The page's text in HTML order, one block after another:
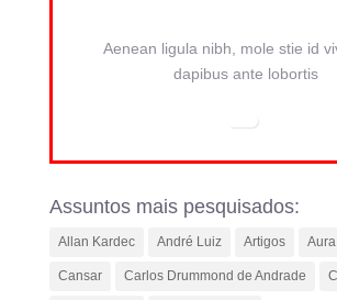
Aenean ligula nibh, mole stie id
dapibus ante lobortis
Assuntos mais pesquisados:
Allan Kardec André Luiz Artigos Aura
Cansar Carlos Drummond de Andrade